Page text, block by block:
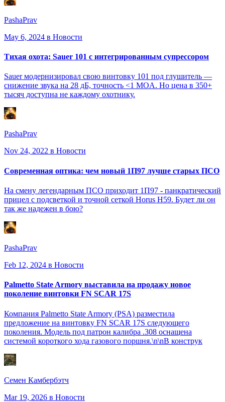
PashaPrav
May 6, 2024 в Новости
Тихая охота: Sauer 101 с интегрированным супрессором
Sauer модернизировал свою винтовку 101 под глушитель —
снижение звука на 28 дБ, точность <1 MOA. Но цена в 350+
тысяч доступна не каждому охотнику.
PashaPrav
Nov 24, 2022 в Новости
Современная оптика: чем новый 1П97 лучше старых ПСО
На смену легендарным ПСО приходит 1П97 - панкратический
прицел с подсветкой и точной сеткой Horus H59. Будет ли он
так же надежен в бою?
PashaPrav
Feb 12, 2024 в Новости
Palmetto State Armory выставила на продажу новое
поколение винтовки FN SCAR 17S
Компания Palmetto State Armory (PSA) разместила
предложение на винтовку FN SCAR 17S следующего
поколения. Модель под патрон калибра .308 оснащена
системой короткого хода газового поршня.\n\nВ конструк
Семен Камбербэтч
Mar 19, 2026 в Новости